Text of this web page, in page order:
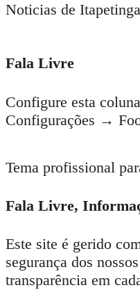
Noticias de Itapetinga
Fala Livre
Configure esta
Configurações →
Tema profissional
Fala Livre,
Este site é gerido
segurança dos
transparência em